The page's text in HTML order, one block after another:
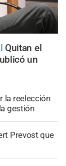
Quitan el
un
la reelección
gestión
Prevost que